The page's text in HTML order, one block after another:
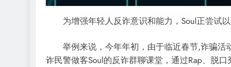
为增强年轻人反诈意识和能力，Soul正尝试以
举例来说，今年年初，由于临近春节,诈骗活
诈民警做客Soul的反诈群聊课堂，通过Rap、脱